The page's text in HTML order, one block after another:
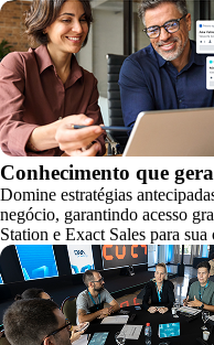
Conhecimento que
Domine estratégias
negócio, garantindo acesso
Station e Exact Sales para sua